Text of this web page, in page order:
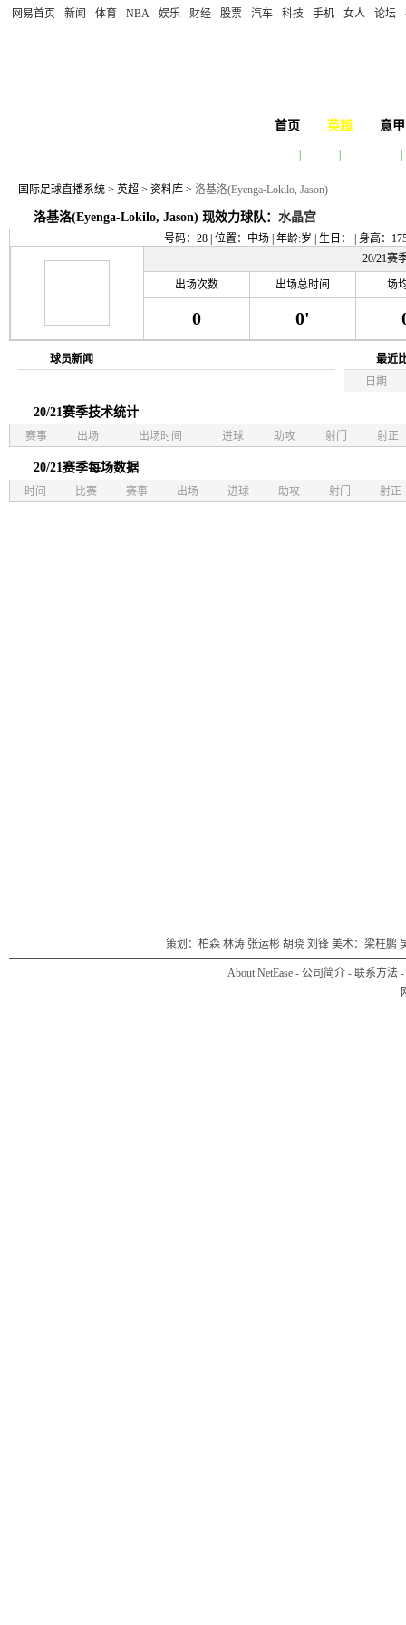
网易首页 - 新闻 - 体育 - NBA - 娱乐 - 财经 - 股票 - 汽车 - 科技 - 手机 - 女人 - 论坛 -
首页 英超 意甲
国际足球直播系统 > 英超 > 资料库 > 洛基洛(Eyenga-Lokilo, Jason)
洛基洛(Eyenga-Lokilo, Jason) 现效力球队： 水晶宫
号码：28 | 位置：中场 | 年龄:岁 | 生日： | 身高：
20/21赛
出场次数 出场总时间 场
0 0'
球员新闻
最近
日期
20/21赛季技术统计
赛事 出场 出场时间 进球 助攻 射门 射正
20/21赛季每场数据
时间 比赛 赛事 出场 进球 助攻 射门 射正
策划：柏森 林涛 张运彬 胡晓 刘锋 美术：梁柱鹏
About NetEase - 公司简介 - 联系方法 -